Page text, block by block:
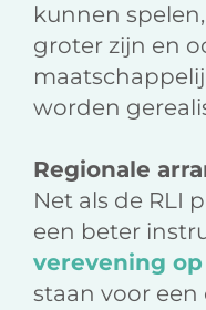
kunnen
groter zijn en
worden
Regionale
Net als de RLI
een beter
verevening
staan voor een